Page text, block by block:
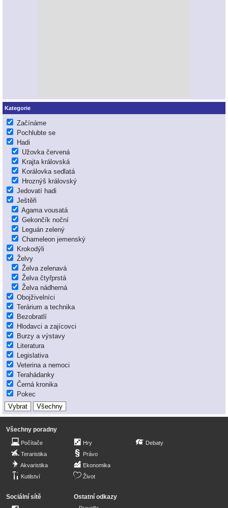
Kategorie
Začínáme
Pochlubte se
Hadi
Užovka červená
Krajta královská
Korálovka sedlatá
Hroznýš královský
Jedovatí hadi
Ještěři
Agama vousatá
Gekončík noční
Leguán zelený
Chameleon jemenský
Krokodýli
Želvy
Želva zelenavá
Želva čtyřprstá
Želva nádherná
Obojživelníci
Terárium a technika
Bezobratlí
Hlodavci a zajícovci
Burzy a výstavy
Literatura
Legislativa
Veterina a nemoci
Terahádanky
Černá kronika
Pokec
Všechny poradny
Počítače
Teraristika
Akvaristika
Kutilství
Hry
Právo
Ekonomika
Život
Debaty
Sociální sítě Ostatní odkazy